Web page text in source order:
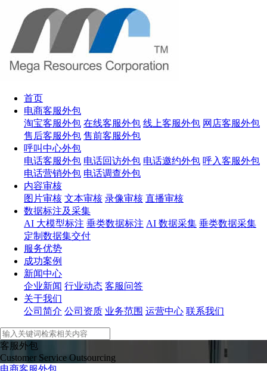
首页
电商客服外包
淘宝客服外包 在线客服外包 线上客服外包 网店客服外包
售后客服外包 售前客服外包
呼叫中心外包
电话客服外包 电话回访外包 电话邀约外包 呼入客服外包
电话营销外包 电话调查外包
内容审核
图片审核 文本审核 录像审核 直播审核
数据标注及采集
AI 大模型标注 垂类数据标注 AI 数据采集 垂类数据采集
定制数据集交付
服务优势
成功案例
新闻中心
企业新闻 行业动态 客服问答
关于我们
公司简介 公司资质 业务范围 运营中心 联系我们
客服外包
Customer Service Outsourcing
电商客服外包